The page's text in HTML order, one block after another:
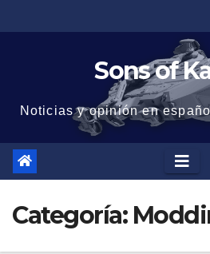
al
Sons of
Noticias y opinión en
Categoría: